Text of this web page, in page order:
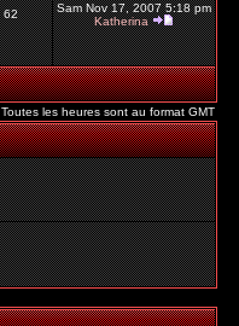
62
Sam Nov 17, 2007 5:18 pm
Katherina
Toutes les heures sont au format GMT